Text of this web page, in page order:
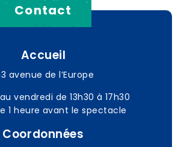
Contact
Accueil
avenue de l’Europe
vendredi de 13h30 à 17h30
1 heure avant le spectacle
Coordonnées